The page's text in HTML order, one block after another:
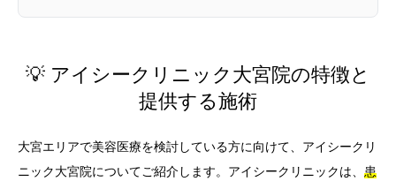
💡 アイシークリニック大宮院の特徴と
提供する施術
大宮エリアで美容医療を検討している方に向けて、アイシークリ
ニック大宮院についてご紹介します。アイシークリニックは、 患